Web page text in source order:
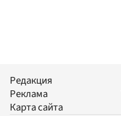
Редакция
Реклама
Карта сайта